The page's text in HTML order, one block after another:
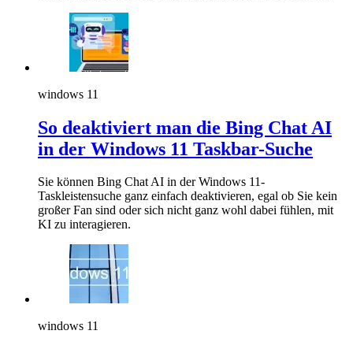
windows 11
So deaktiviert man die Bing Chat AI
in der Windows 11 Taskbar-Suche
Sie können Bing Chat AI in der Windows 11-
Taskleistensuche ganz einfach deaktivieren, egal ob Sie kein
großer Fan sind oder sich nicht ganz wohl dabei fühlen, mit
KI zu interagieren.
windows 11